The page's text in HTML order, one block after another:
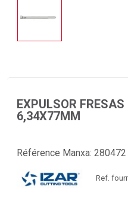
EXPULSOR
6,34X77MM
Référence Manxa: 280472
Ref.